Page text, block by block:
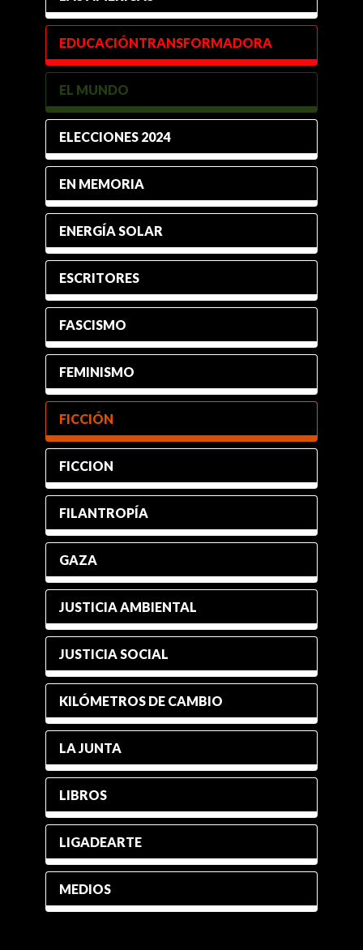
EDUCACIÓNTRANSFORMADORA
EL MUNDO
ELECCIONES 2024
EN MEMORIA
ENERGÍA SOLAR
ESCRITORES
FASCISMO
FEMINISMO
FICCIÓN
FICCION
FILANTROPÍA
GAZA
JUSTICIA AMBIENTAL
JUSTICIA SOCIAL
KILÓMETROS DE CAMBIO
LA JUNTA
LIBROS
LIGADEARTE
MEDIOS